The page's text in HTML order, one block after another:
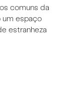
comuns da
um espaço
estranheza